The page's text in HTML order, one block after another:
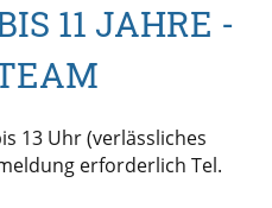
11 JAHRE -
13 Uhr (verlässliches
erforderlich Tel.